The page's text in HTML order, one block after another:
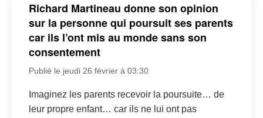
Richard Martineau donne son opinion
sur la personne qui poursuit ses parents
car ils l’ont mis au monde sans son
consentement
Publié le jeudi 26 février à 03:30
Imaginez les parents recevoir la poursuite… de
leur propre enfant… car ils ne lui ont pas